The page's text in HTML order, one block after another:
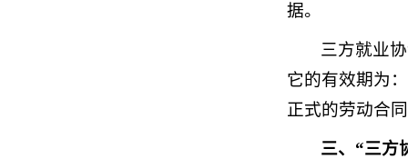
据。
三方就业
它的有效期为
正式的劳动合
三、“三方